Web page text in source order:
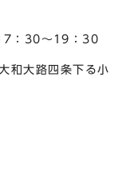
30～19：30
大路四条下る小